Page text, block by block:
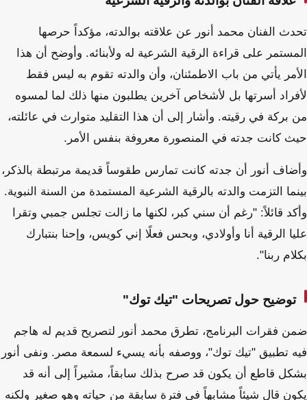
تحدث الفنان محمد أنور عن علاقته بوالدته، مؤكداً حرصها
المستمر على قراءة الرقية الشرعية له ولأبنائه. وأوضح أن هذا
الأمر يأتي من باب الاطمئنان، وأن والدته تقوم به ليس فقط
لأفراد أسرتها بل لأشخاص آخرين يطلبون منها ذلك لما لمسوه
من بركة في رقيته. وأشار إلى أن هذا التقليد متوارث في عائلته،
حيث كانت جدته في المنصورة معروفة بنفس الأمر.
وأضاف أنور أن جدته كانت تمارس طقوساً قديمة مرتبطة بالذكر،
بينما التزمت والدته بالرقية الشرعية المستمدة من السنة النبوية.
وأكد قائلاً: "رغم أن سني كبر، لكنها ما زالت تجلس جمبي وتقرا
عليا الرقية أنا وأولادي، وبحس فعلًا إني كويس، وإحنا بنتبارك
بكلام ربنا".
توضيح حول تصريحات "تيك توك"
ضمن فقرات البرنامج، تطرق محمد أنور لتصريح قديم له هاجم
فيه تطبيق "تيك توك"، ووصفه بأنه يسيء لسمعة مصر. ونفى أنور
بشكل قاطع أن يكون قد صرح بذلك سابقاً، مشيراً إلى أنه قد
يكون قال شيئاً مشابهاً في فترة سابقة من حياته وهو صغير ولكنه